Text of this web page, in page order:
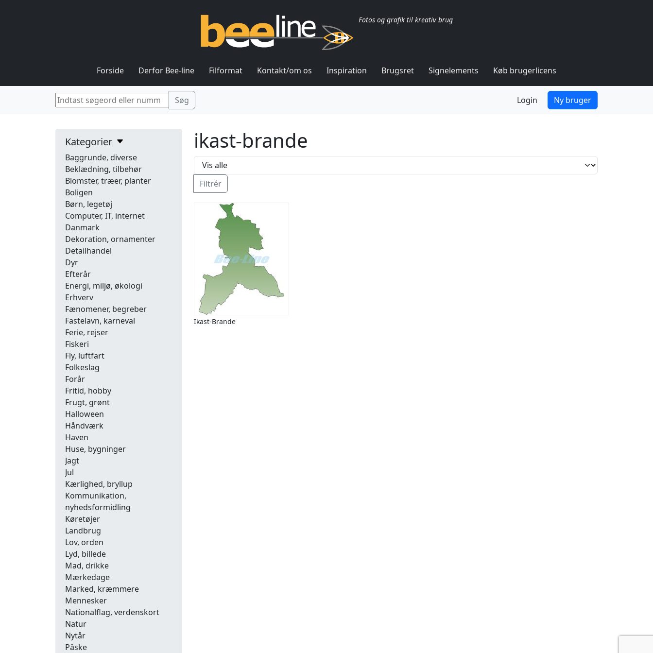
Fotos og grafik til kreativ brug
Forside Derfor Bee-line Filformat Kontakt/om os Inspiration Brugsret Signelements Køb brugerlicens
Login Ny bruger
Kategorier
Baggrunde, diverse
Beklædning, tilbehør
Blomster, træer, planter
Boligen
Børn, legetøj
Computer, IT, internet
Danmark
Dekoration, ornamenter
Detailhandel
Dyr
Efterår
Energi, miljø, økologi
Erhverv
Fænomener, begreber
Fastelavn, karneval
Ferie, rejser
Fiskeri
Fly, luftfart
Folkeslag
Forår
Fritid, hobby
Frugt, grønt
Halloween
Håndværk
Haven
Huse, bygninger
Jagt
Jul
Kærlighed, bryllup
Kommunikation,
nyhedsformidling
Køretøjer
Landbrug
Lov, orden
Lyd, billede
Mad, drikke
Mærkedage
Marked, kræmmere
Mennesker
Nationalflag, verdenskort
Natur
Nytår
Påske
ikast-brande
Filtrér
Ikast-Brande